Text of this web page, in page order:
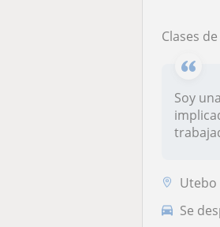
clases de varias asignaturas
Soy
Utebo
Se